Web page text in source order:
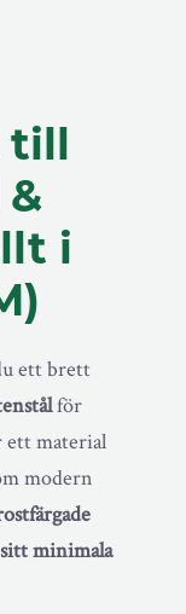
till
i
ett brett
för
ett material
modern
minimala